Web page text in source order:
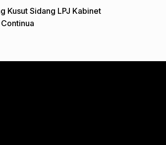
Kusut Sidang LPJ Kabinet